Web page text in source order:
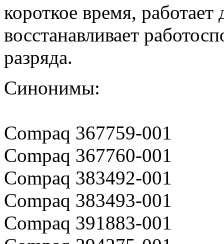
короткое время,
восстанавливает
разряда.
Синонимы:
Compaq 367759-001
Compaq 367760-001
Compaq 383492-001
Compaq 383493-001
Compaq 391883-001